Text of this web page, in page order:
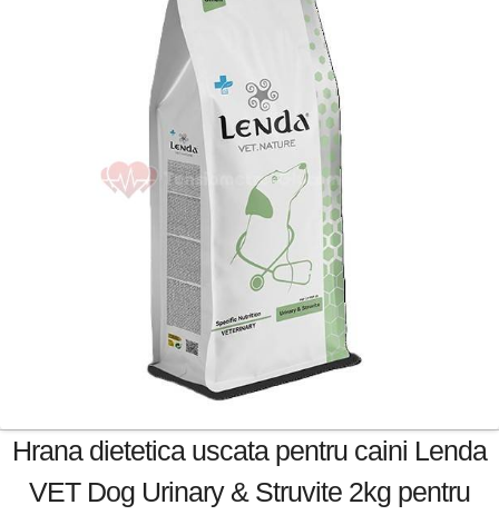
Hrana dietetica uscata pentru caini Lenda
VET Dog Urinary & Struvite 2kg pentru